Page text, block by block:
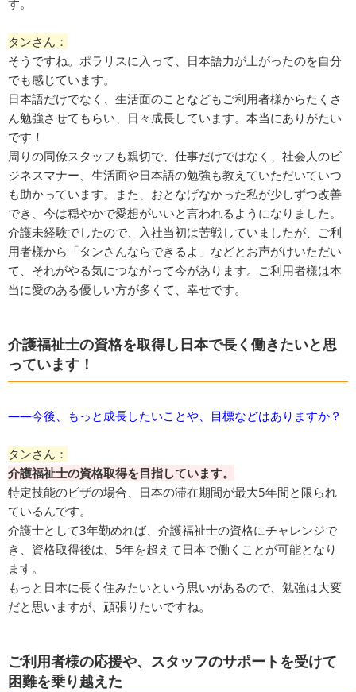
す。
タンさん：
そうですね。ポラリスに入って、日本語力が上がったのを自分
でも感じています。
日本語だけでなく、生活面のことなどもご利用者様からたくさ
ん勉強させてもらい、日々成長しています。本当にありがたい
です！
周りの同僚スタッフも親切で、仕事だけではなく、社会人のビ
ジネスマナー、生活面や日本語の勉強も教えていただいていつ
も助かっています。また、おとなげなかった私が少しずつ改善
でき、今は穏やかで愛想がいいと言われるようになりました。
介護未経験でしたので、入社当初は苦戦していましたが、ご利
用者様から「タンさんならできるよ」などとお声がけいただい
て、それがやる気につながって今があります。ご利用者様は本
当に愛のある優しい方が多くて、幸せです。
介護福祉士の資格を取得し日本で長く働きたいと思
っています！
​――今後、もっと成長したいことや、目標などはありますか？
タンさん：
介護福祉士の資格取得を目指しています。
特定技能のビザの場合、日本の滞在期間が最大5年間と限られ
ているんです。
介護士として3年勤めれば、介護福祉士の資格にチャレンジで
き、資格取得後は、5年を超えて日本で働くことが可能となり
ます。
もっと日本に長く住みたいという思いがあるので、勉強は大変
だと思いますが、頑張りたいですね。
ご利用者様の応援や、スタッフのサポートを受けて
困難を乗り越えた